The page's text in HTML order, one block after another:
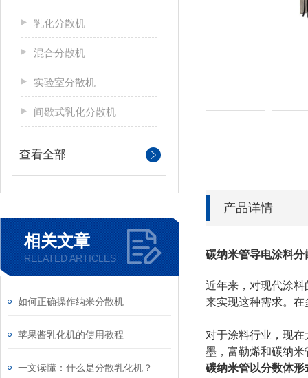
乳化分散机
混合分散机
实验室分散机
间歇式乳化分散机
查看全部
相关文章
RELATED ARTICLES
如何正确操作纳米分散机
苹果酱乳化机的使用教程
一文读懂：什么是分散乳化机？
产品详情
碳纳米管导电涂料分
近年来，对现代涂
来实现这种需求。
对于涂料行业，现
墨，富勒烯和碳纳
碳纳米管以分数体